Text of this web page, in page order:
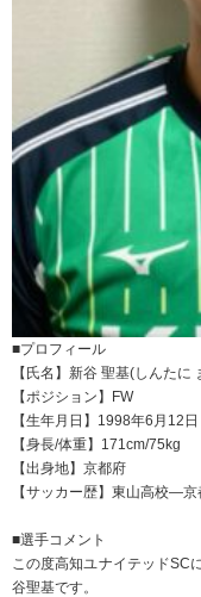
■プロフィール
【氏名】新谷 聖基(しんたに
【ポジション】FW
【生年月日】1998年6月12日
【身長/体重】171cm/75kg
【出身地】京都府
【サッカー歴】東山高校―
■選手コメント
この度高知ユナイテッドSC
谷聖基です。